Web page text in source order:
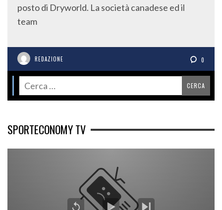
posto di Dryworld. La società canadese ed il
team
REDAZIONE 0
SPORTECONOMY TV